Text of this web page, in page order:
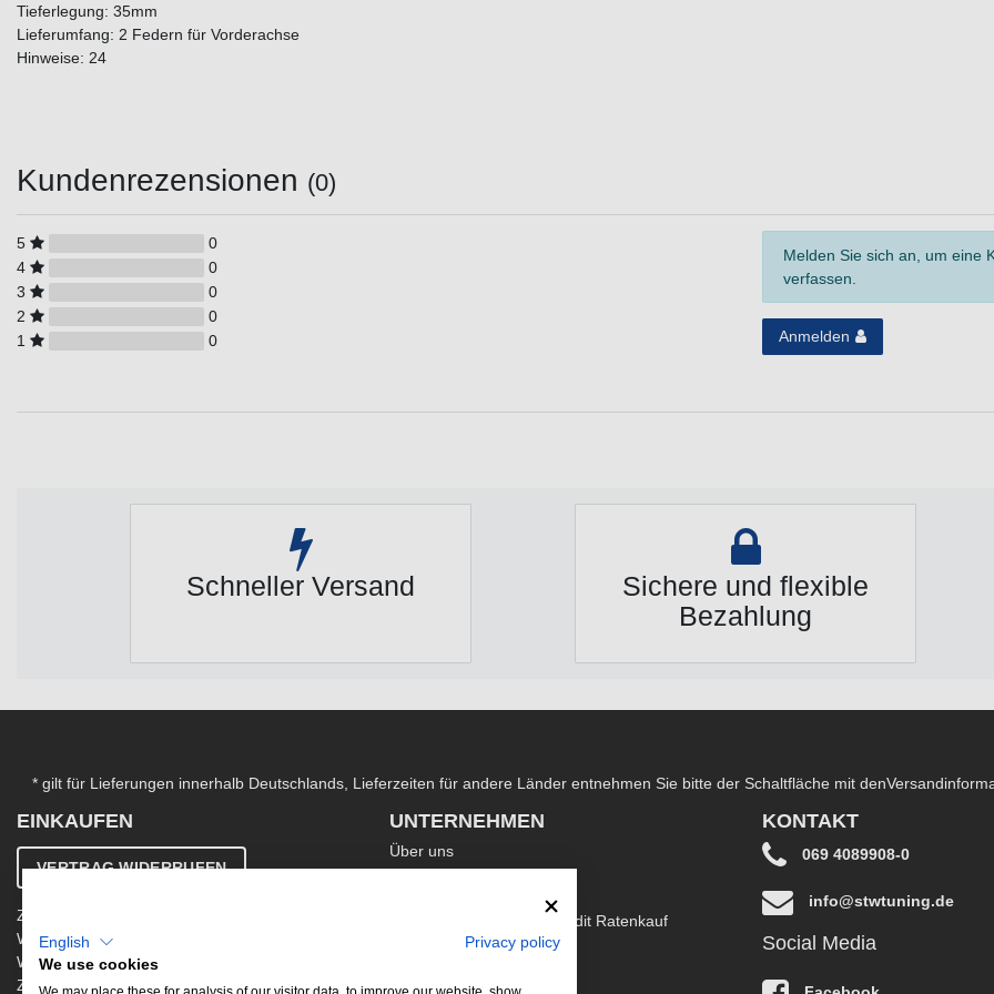
Tieferlegung: 35mm
Lieferumfang: 2 Federn für Vorderachse
Hinweise: 24
Kundenrezensionen (0)
5
0
4
0
3
0
2
0
1
0
Melden Sie sich an, um eine
verfassen.
Anmelden
Schneller Versand
Sichere und flexible
Bezahlung
* gilt für Lieferungen innerhalb Deutschlands, Lieferzeiten für andere Länder entnehmen Sie bitte der Schaltfläche mit den
EINKAUFEN
VERTRAG WIDERRUFEN
Zahlung & Versand
Widerrufsbelehrung
Warenkorb
Zur Kasse
UNTERNEHMEN
Über uns
Kontakt
Ergänzende AGB EasyCredit Ratenkauf
Datenschutzerklärung
Jobs
KONTAKT
069 4089908-0
info@stwtuning.de
Social Media
English
Privacy policy
We use cookies